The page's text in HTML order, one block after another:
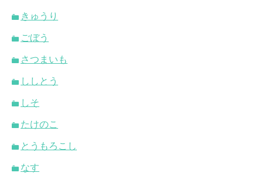
きゅうり
ごぼう
さつまいも
ししとう
しそ
たけのこ
とうもろこし
なす